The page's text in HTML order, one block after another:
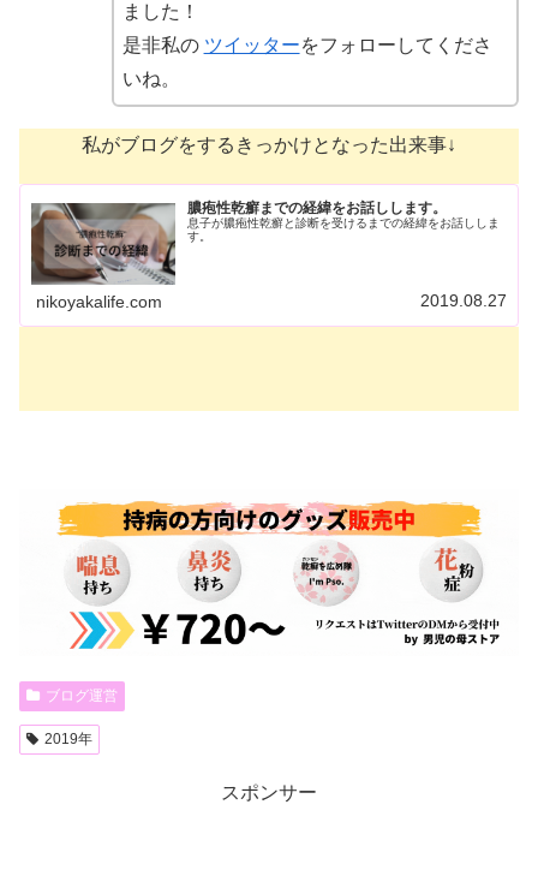
ました！
是非私の ツイッターをフォローしてくださ
いね。
私がブログをするきっかけとなった出来事↓
膿疱性乾癬までの経緯をお話しします。
息子が膿疱性乾癬と診断を受けるまでの経緯をお話ししま
す。
nikoyakalife.com 2019.08.27
ブログ運営
2019年
スポンサー